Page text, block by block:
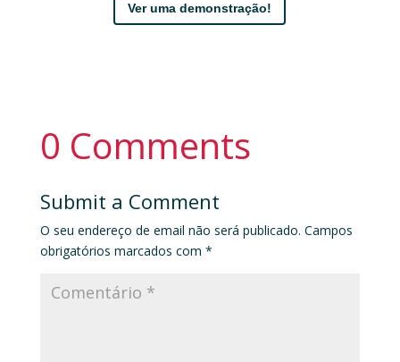
Ver uma demonstração!
0 Comments
Submit a Comment
O seu endereço de email não será publicado. Campos
obrigatórios marcados com *